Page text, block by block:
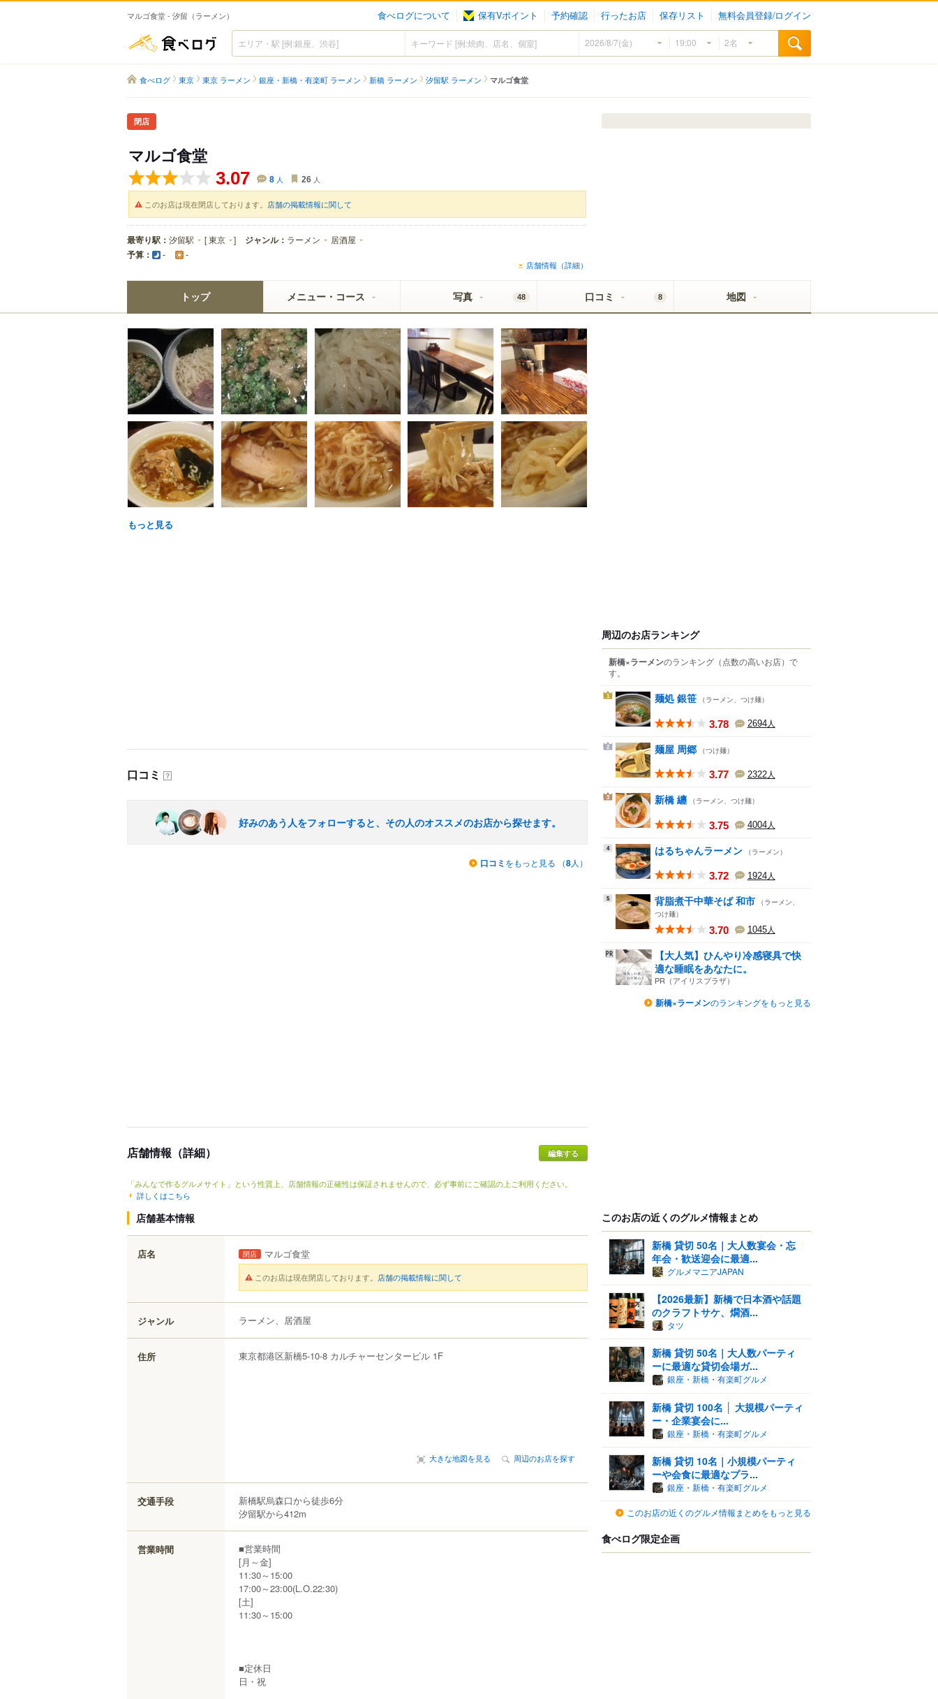
マルゴ食堂 - 汐留（ラーメン） 食べログについて 保有Vポイント 予約確認 行ったお店 保存リスト 無料会員登録/ログイン
食べログ
食べログ 東京 東京 ラーメン 銀座・新橋・有楽町 ラーメン 新橋 ラーメン 汐留駅 ラーメン マルゴ食堂
閉店
マルゴ食堂
3.07 8 人 26 人
このお店は現在閉店しております。 店舗の掲載情報に関して
最寄り駅： 汐留駅 [東京 ] ジャンル： ラーメン 居酒屋
予算： - -
店舗情報（詳細）
トップ メニュー・コース 写真 48 口コミ 8 地図
もっと見る
口コミ ？
好みのあう人をフォローすると、その人のオススメのお店から探せます。
口コミ をもっと見る （8人）
店舗情報（詳細） 編集する
「みんなで作るグルメサイト」という性質上、店舗情報の正確性は保証されませんので、必ず事前にご確認の上ご利用ください。
詳しくはこちら
店舗基本情報
店名 閉店 マルゴ食堂
このお店は現在閉店しております。 店舗の掲載情報に関して
ジャンル ラーメン、居酒屋
住所 東京都港区新橋5-10-8 カルチャーセンタービル 1F
大きな地図を見る 周辺のお店を探す
交通手段
新橋駅烏森口から徒歩6分
汐留駅から412m
営業時間
■営業時間
[月～金]
11:30～15:00
17:00～23:00(L.O.22:30)
[土]
11:30～15:00
■定休日
日・祝
周辺のお店ランキング
新橋×ラーメンのランキング （点数の高いお店） で
す。
1 麺処 銀笹 （ラーメン、つけ麺）
3.78 2694人
2 麺屋 周郷 （つけ麺）
3.77 2322人
3 新橋 纏 （ラーメン、つけ麺）
3.75 4004人
4 はるちゃんラーメン （ラーメン）
3.72 1924人
5 背脂煮干中華そば 和市 （ラーメン、
つけ麺）
3.70 1045人
【大人気】ひんやり冷感寝具で快
適な睡眠をあなたに。
PR（アイリスプラザ）
新橋×ラーメンのランキングをもっと見る
このお店の近くのグルメ情報まとめ
新橋 貸切 50名｜大人数宴会・忘
年会・歓送迎会に最適...
グルメマニアJAPAN
【2026最新】新橋で日本酒や話題
のクラフトサケ、燗酒...
タツ
新橋 貸切 50名｜大人数パーティ
ーに最適な貸切会場ガ...
銀座・新橋・有楽町グルメ
新橋 貸切 100名 │ 大規模パーティ
ー・企業宴会に...
銀座・新橋・有楽町グルメ
新橋 貸切 10名｜小規模パーティ
ーや会食に最適なプラ...
銀座・新橋・有楽町グルメ
このお店の近くのグルメ情報まとめをもっと見る
食べログ限定企画